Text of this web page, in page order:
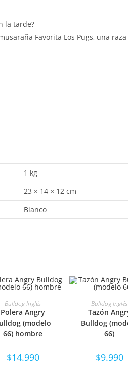
la tarde?
Favorita Los Pugs, una
1 kg
23 × 14 × 12 cm
Blanco
SELECCIONAR
OPCIONES
Bulldog Inglés
Polera Angry
(modelo
66) hombre
$14.990
OPCIONES
Bulldog Inglés
Tazón
Bulldog
66)
$9.990